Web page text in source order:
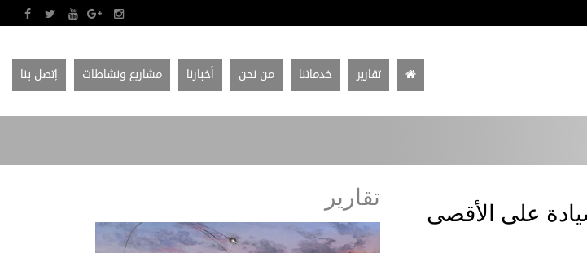
تقارير خدماتنا من نحن أخبارنا مشاريع ونشاطات إتصل بنا
على الأقصى
تقارير
Next